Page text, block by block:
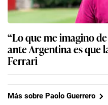
“Lo que me imagino
ante Argentina es que
Ferrari
Más sobre Paolo Guerrero